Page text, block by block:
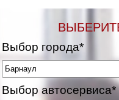
Выбор города*
Выбор автосервиса*